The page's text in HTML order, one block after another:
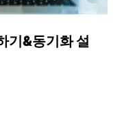
기&동기화 설